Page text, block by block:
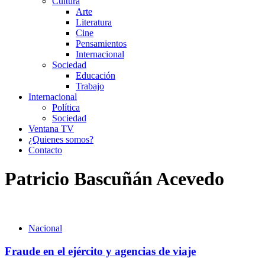
Arte
Literatura
Cine
Pensamientos
Internacional
Sociedad
Educación
Trabajo
Internacional
Política
Sociedad
Ventana TV
¿Quienes somos?
Contacto
Patricio Bascuñán Acevedo
Nacional
Fraude en el ejército y agencias de viaje